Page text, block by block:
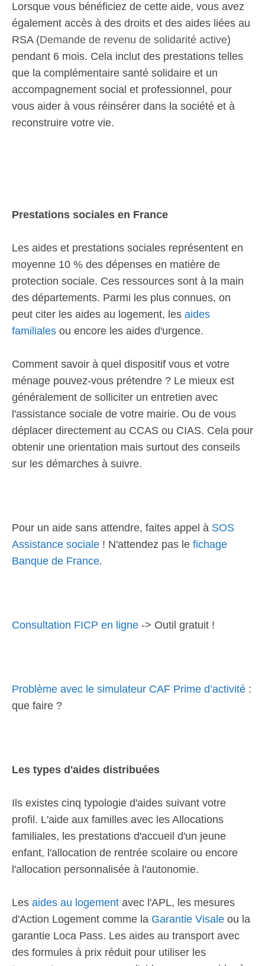
Lorsque vous bénéficiez de cette aide, vous avez
également accès à des droits et des aides liées au
RSA (Demande de revenu de solidarité active)
pendant 6 mois. Cela inclut des prestations telles
que la complémentaire santé solidaire et un
accompagnement social et professionnel, pour
vous aider à vous réinsérer dans la société et à
reconstruire votre vie.
Prestations sociales en France
Les aides et prestations sociales représentent en
moyenne 10 % des dépenses en matière de
protection sociale. Ces ressources sont à la main
des départements. Parmi les plus connues, on
peut citer les aides au logement, les aides
familiales ou encore les aides d'urgence.
Comment savoir à quel dispositif vous et votre
ménage pouvez-vous prétendre ? Le mieux est
généralement de solliciter un entretien avec
l'assistance sociale de votre mairie. Ou de vous
déplacer directement au CCAS ou CIAS. Cela pour
obtenir une orientation mais surtout des conseils
sur les démarches à suivre.
Pour un aide sans attendre, faites appel à SOS
Assistance sociale ! N'attendez pas le fichage
Banque de France.
Consultation FICP en ligne -> Outil gratuit !
Problème avec le simulateur CAF Prime d’activité :
que faire ?
Les types d'aides distribuées
Ils existes cinq typologie d'aides suivant votre
profil. L'aide aux familles avec les Allocations
familiales, les prestations d'accueil d'un jeune
enfant, l'allocation de rentrée scolaire ou encore
l'allocation personnalisée à l'autonomie.
Les aides au logement avec l'APL, les mesures
d'Action Logement comme la Garantie Visale ou la
garantie Loca Pass. Les aides au transport avec
des formules à prix réduit pour utiliser les